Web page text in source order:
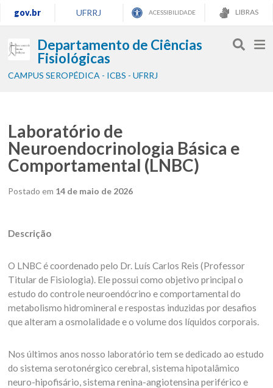
gov.br UFRRJ ACESSIBILIDADE LIBRAS
Departamento de Ciências
Fisiológicas
CAMPUS SEROPÉDICA - ICBS - UFRRJ
Laboratório de
Neuroendocrinologia Básica e
Comportamental (LNBC)
Postado em 14 de maio de 2026
Descrição
O LNBC é coordenado pelo Dr. Luís Carlos Reis (Professor
Titular de Fisiologia). Ele possui como objetivo principal o
estudo do controle neuroendócrino e comportamental do
metabolismo hidromineral e respostas induzidas por desafios
que alteram a osmolalidade e o volume dos líquidos corporais.
Nos últimos anos nosso laboratório tem se dedicado ao estudo
do sistema serotonérgico cerebral, sistema hipotalâmico
neuro-hipofisário, sistema renina-angiotensina periférico e